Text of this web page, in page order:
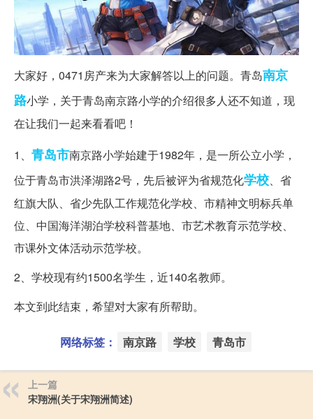
大家好，0471房产来为大家解答以上的问题。青岛南京
路小学，关于青岛南京路小学的介绍很多人还不知道，现
在让我们一起来看看吧！
1、 青岛市南京路小学始建于1982年，是一所公立小学，
位于青岛市洪泽湖路2号，先后被评为省规范化学校、省
红旗大队、省少先队工作规范化学校、市精神文明标兵单
位、中国海洋湖泊学校科普基地、市艺术教育示范学校、
市课外文体活动示范学校。
2、学校现有约1500名学生，近140名教师。
本文到此结束，希望对大家有所帮助。
网络标签： 南京路 学校 青岛市
上一篇
宋翔洲(关于宋翔洲简述)